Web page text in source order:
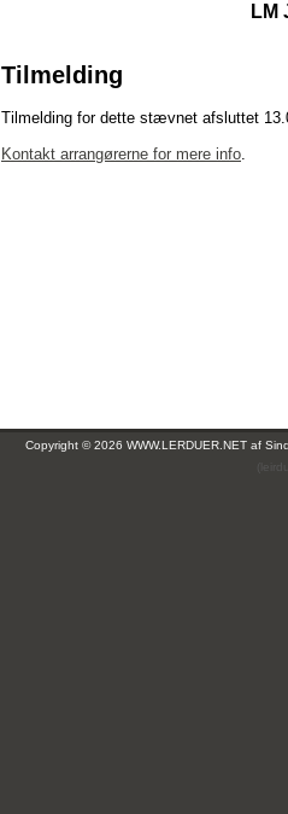
LM
Tilmelding
Tilmelding for dette stævnet afsluttet
Kontakt arrangørerne for mere info.
Copyright © 2026 WWW.LERDUER.NET af